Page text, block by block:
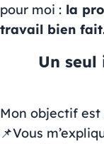
pour moi : la
travail bien
Un
Mon objectif
📌Vous